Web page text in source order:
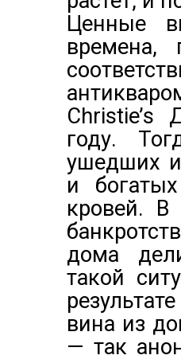
Ценные
времена,
Christie’s
году.
ушедших
и
кровей. В
дома
такой
вина из
— так